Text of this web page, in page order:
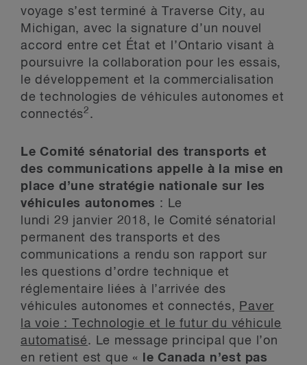
voyage s’est terminé à Traverse City, au
Michigan, avec la signature d’un nouvel
accord entre cet État et l’Ontario visant à
poursuivre la collaboration pour les essais,
le développement et la commercialisation
de technologies de véhicules autonomes et
connectés2 .
Le Comité sénatorial des transports et
des communications appelle à la mise en
place d’une stratégie nationale sur les
véhicules autonomes : Le
lundi 29 janvier 2018, le Comité sénatorial
permanent des transports et des
communications a rendu son rapport sur
les questions d’ordre technique et
réglementaire liées à l’arrivée des
véhicules autonomes et connectés, Paver
la voie : Technologie et le futur du véhicule
automatisé. Le message principal que l’on
en retient est que «
le Canada n’est pas